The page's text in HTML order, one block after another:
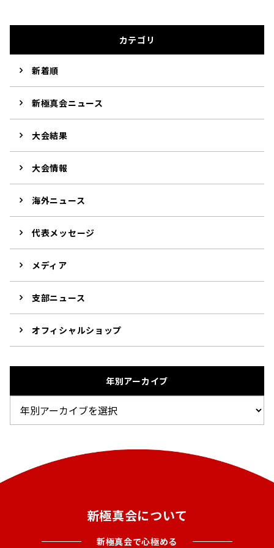
カテゴリ
新着順
新極真会ニュース
大会結果
大会情報
海外ニュース
代表メッセージ
メディア
支部ニュース
オフィシャルショップ
年別アーカイブ
新極真会について
新極真会で心極める